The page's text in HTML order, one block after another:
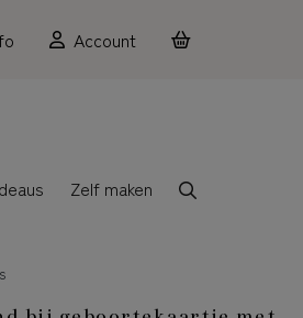
Account
Zelf maken